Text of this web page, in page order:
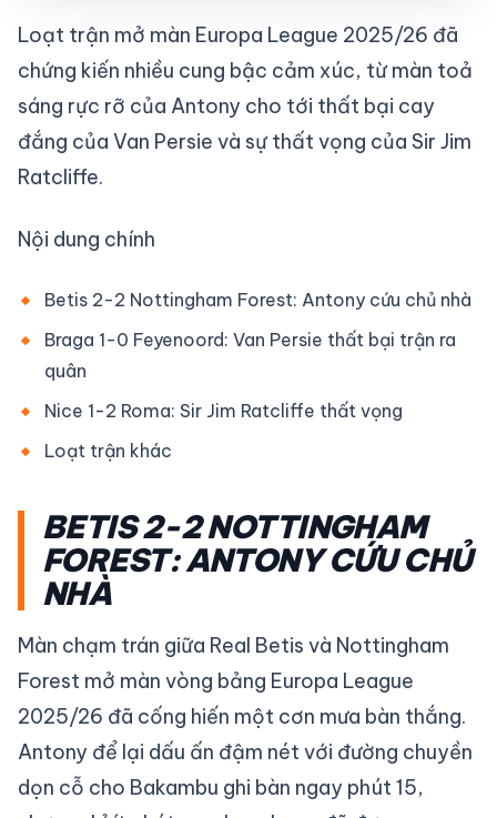
Loạt trận mở màn Europa League 2025/26 đã
chứng kiến nhiều cung bậc cảm xúc, từ màn toả
sáng rực rỡ của Antony cho tới thất bại cay
đắng của Van Persie và sự thất vọng của Sir Jim
Ratcliffe.
Nội dung chính
Betis 2-2 Nottingham Forest: Antony cứu chủ nhà
Braga 1-0 Feyenoord: Van Persie thất bại trận ra
quân
Nice 1-2 Roma: Sir Jim Ratcliffe thất vọng
Loạt trận khác
BETIS 2-2 NOTTINGHAM
FOREST: ANTONY CỨU CHỦ
NHÀ
Màn chạm trán giữa Real Betis và Nottingham
Forest mở màn vòng bảng Europa League
2025/26 đã cống hiến một cơn mưa bàn thắng.
Antony để lại dấu ấn đậm nét với đường chuyền
dọn cỗ cho Bakambu ghi bàn ngay phút 15,